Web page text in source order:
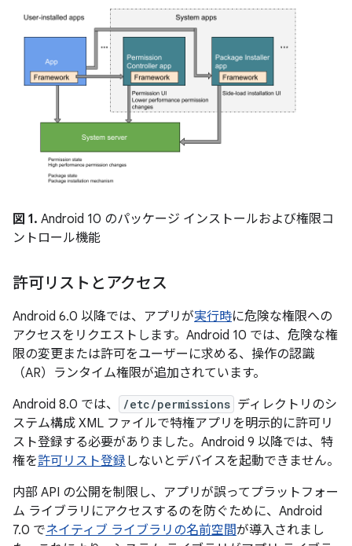
図 1. Android 10 のパッケージ インストールおよび権限コ
ントロール機能
許可リストとアクセス
Android 6.0 以降では、アプリが実行時に危険な権限への
アクセスをリクエストします。Android 10 では、危険な権
限の変更または許可をユーザーに求める、操作の認識
（AR）ランタイム権限が追加されています。
Android 8.0 では、
/etc/permissions ディレクトリのシ
ステム構成 XML ファイルで特権アプリを明示的に許可リ
スト登録する必要がありました。Android 9 以降では、特
権を許可リスト登録 しないとデバイスを起動できません。
内部 API の公開を制限し、アプリが誤ってプラットフォー
ム ライブラリにアクセスするのを防ぐために、Android
7.0 でネイティブ ライブラリの名前空間が導入されまし